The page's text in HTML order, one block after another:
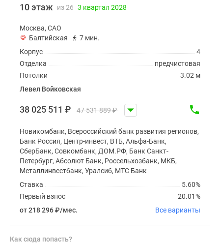
10 этаж из 26 3 квартал 2028
Москва, САО
Балтийская
7 мин.
4
Корпус
предчистовая
Отделка
3.02 м
Потолки
Левел Войковская
38 025 511 ₽ 47 531 889₽
Новикомбанк, Всероссийский банк развития регионов,
Банк Россия, Центр-инвест, ВТБ, Альфа-Банк,
СберБанк, Совкомбанк, ДОМ.РФ, Банк Санкт-
Петербург, Абсолют Банк, Россельхозбанк, МКБ,
Металлинвестбанк, Уралсиб, МТС Банк
5.60%
Ставка
20.01%
Первый взнос
от 218 296₽/мес. Все варианты
Как сюда попасть?